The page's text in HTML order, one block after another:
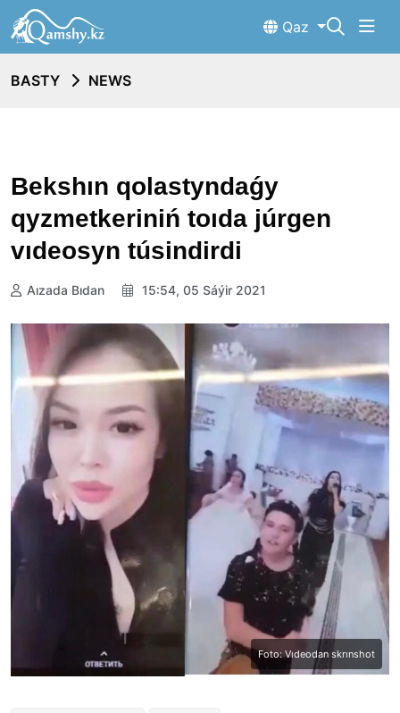
Qaz
BASTY NEWS
Bekshın qolastyndaǵy
qyzmetkeriniń toıda júrgen
vıdeosyn túsindirdi
Aızada Bıdan 15:54, 05 Sáýir 2021
Foto: Vıdeodan skrınshot